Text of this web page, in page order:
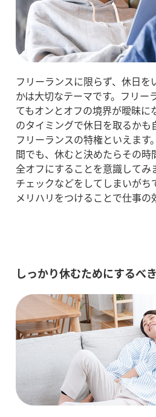
フリーランスに限らず、休日を
かは大切なテーマです。フリー
てもオンとオフの境界が曖昧に
のタイミングで休日を取るかも
フリーランスの特権といえます
間でも、休むと決めたらその時
全オフにすることを意識してみ
チェックなどをしてしまいがち
メリハリをつけることで仕事の
しっかり休むためにするべ